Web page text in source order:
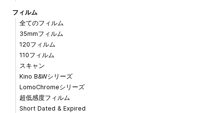
フィルム
全てのフィルム
35mmフィルム
120フィルム
110フィルム
スキャン
Kino B&Wシリーズ
LomoChromeシリーズ
超低感度フィルム
Short Dated & Expired